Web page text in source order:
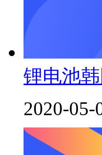
锂电池
2020-05-